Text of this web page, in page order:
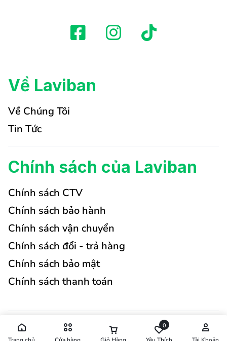
Về Laviban
Về Chúng Tôi
Tin Tức
Chính sách của Laviban
Chính sách CTV
Chính sách bảo hành
Chính sách vận chuyển
Chính sách đổi - trả hàng
Chính sách bảo mật
Chính sách thanh toán
0